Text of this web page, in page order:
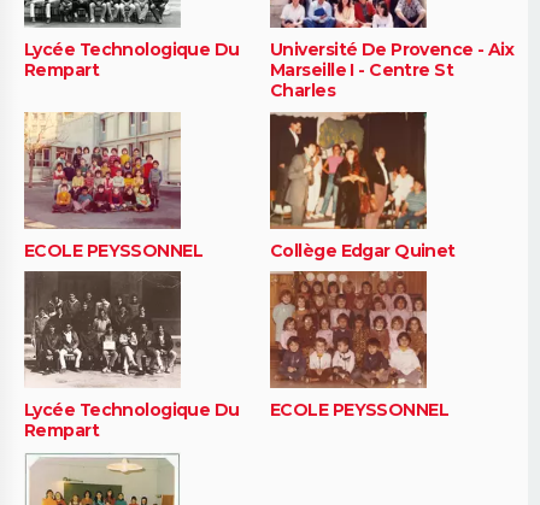
Lycée Technologique Du
Rempart
Université De Provence - Aix
Marseille I - Centre St
Charles
ECOLE PEYSSONNEL Collège Edgar Quinet
Lycée Technologique Du
Rempart
ECOLE PEYSSONNEL